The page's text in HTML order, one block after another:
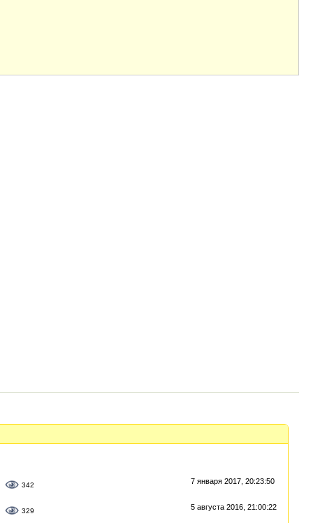
342 7 января 2017, 20:23:50
329 5 августа 2016, 21:00:22